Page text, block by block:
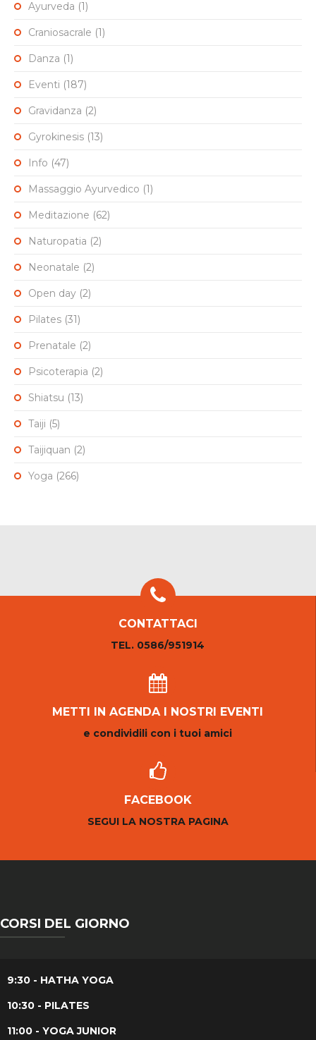
Ayurveda (1)
Craniosacrale (1)
Danza (1)
Eventi (187)
Gravidanza (2)
Gyrokinesis (13)
Info (47)
Massaggio Ayurvedico (1)
Meditazione (62)
Naturopatia (2)
Neonatale (2)
Open day (2)
Pilates (31)
Prenatale (2)
Psicoterapia (2)
Shiatsu (13)
Taiji (5)
Taijiquan (2)
Yoga (266)
CONTATTACI
TEL. 0586/951914
METTI IN AGENDA I NOSTRI EVENTI
e condividili con i tuoi amici
FACEBOOK
SEGUI LA NOSTRA PAGINA
CORSI DEL GIORNO
9:30 - HATHA YOGA
10:30 - PILATES
11:00 - YOGA JUNIOR